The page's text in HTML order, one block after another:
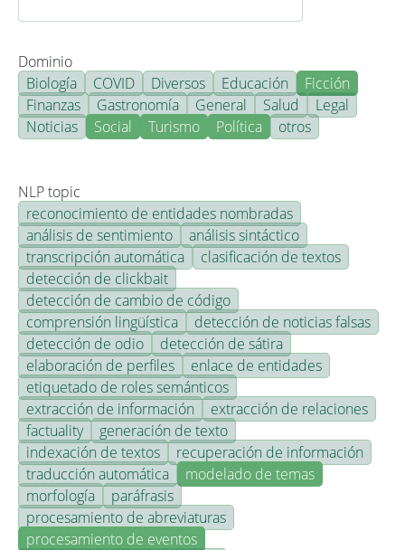
Dominio
Biología
COVID Diversos Educación
Ficción
Finanzas
Gastronomía General Salud
Legal
Noticias
Social Turismo Política otros
NLP topic
reconocimiento de entidades nombradas
análisis de sentimiento
análisis sintáctico
transcripción automática
clasificación de textos
detección de clickbait
detección de cambio de código
comprensión lingüística
detección de noticias falsas
detección de odio
detección de sátira
elaboración de perfiles
enlace de entidades
etiquetado de roles semánticos
extracción de información
extracción de relaciones
factuality
generación de texto
indexación de textos
recuperación de información
traducción automática
modelado de temas
morfología
paráfrasis
procesamiento de abreviaturas
procesamiento de eventos